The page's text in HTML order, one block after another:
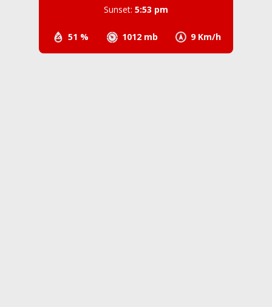
51 % 1012 mb 9 Km/h
Sunset: 5:53 pm